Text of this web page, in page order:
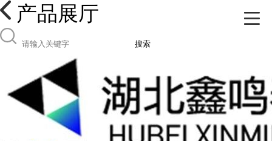
产品展厅
搜索